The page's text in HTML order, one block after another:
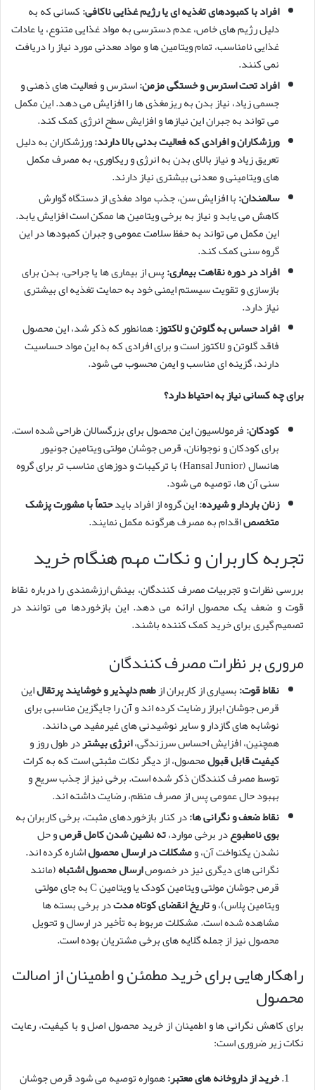
افراد با کمبودهای تغذیه ای یا رژیم غذایی ناکافی:کسانی که به
دلیل رژیم های خاص، عدم دسترسی به مواد غذایی متنوع، یا عادات
غذایی نامناسب، تمام ویتامین ها و مواد معدنی مورد نیاز را دریافت
نمی کنند.
افراد تحت استرس و خستگی مزمن:استرس و فعالیت های ذهنی و
جسمی زیاد، نیاز بدن به ریزمغذی ها را افزایش می دهد. این مکمل
می تواند به جبران این نیازها و افزایش سطح انرژی کمک کند.
ورزشکاران و افرادی که فعالیت بدنی بالا دارند:ورزشکاران به دلیل
تعریق زیاد و نیاز بالای بدن به انرژی و ریکاوری، به مصرف مکمل
های ویتامینی و معدنی بیشتری نیاز دارند.
سالمندان:با افزایش سن، جذب مواد مغذی از دستگاه گوارش
کاهش می یابد و نیاز به برخی ویتامین ها ممکن است افزایش یابد.
این مکمل می تواند به حفظ سلامت عمومی و جبران کمبودها در این
گروه سنی کمک کند.
افراد در دوره نقاهت بیماری:پس از بیماری ها یا جراحی، بدن برای
بازسازی و تقویت سیستم ایمنی خود به حمایت تغذیه ای بیشتری
نیاز دارد.
افراد حساس به گلوتن و لاکتوز:همانطور که ذکر شد، این محصول
فاقد گلوتن و لاکتوز است و برای افرادی که به این مواد حساسیت
دارند، گزینه ای مناسب و ایمن محسوب می شود.
برای چه کسانی نیاز به احتیاط دارد؟
کودکان:فرمولاسیون این محصول برای بزرگسالان طراحی شده است.
برای کودکان و نوجوانان، قرص جوشان مولتی ویتامین جونیور
هانسال (Hansal Junior) با ترکیبات و دوزهای مناسب تر برای گروه
سنی آن ها، توصیه می شود.
زنان باردار و شیرده:این گروه از افراد بایدحتماً با مشورت پزشک
متخصصاقدام به مصرف هرگونه مکمل نمایند.
تجربه کاربران و نکات مهم هنگام خرید
بررسی نظرات و تجربیات مصرف کنندگان، بینش ارزشمندی را درباره نقاط
قوت و ضعف یک محصول ارائه می دهد. این بازخوردها می توانند در
تصمیم گیری برای خرید کمک کننده باشند.
مروری بر نظرات مصرف کنندگان
نقاط قوت:بسیاری از کاربران ازطعم دلپذیر و خوشایند پرتقالاین
قرص جوشان ابراز رضایت کرده اند و آن را جایگزین مناسبی برای
نوشابه های گازدار و سایر نوشیدنی های غیرمفید می دانند.
همچنین، افزایش احساس سرزندگی،انرژی بیشتردر طول روز و
کیفیت قابل قبولمحصول، از دیگر نکات مثبتی است که به کرات
توسط مصرف کنندگان ذکر شده است. برخی نیز از جذب سریع و
بهبود حال عمومی پس از مصرف منظم، رضایت داشته اند.
نقاط ضعف و نگرانی ها:در کنار بازخوردهای مثبت، برخی کاربران به
بوی نامطبوعدر برخی موارد،ته نشین شدن کامل قرصو حل
نشدن یکنواخت آن، ومشکلات در ارسال محصولاشاره کرده اند.
نگرانی های دیگری نیز در خصوصارسال محصول اشتباه(مانند
قرص جوشان مولتی ویتامین کودک یا ویتامین C به جای مولتی
ویتامین پلاس)، وتاریخ انقضای کوتاه مدتدر برخی بسته ها
مشاهده شده است. مشکلات مربوط به تأخیر در ارسال و تحویل
محصول نیز از جمله گلایه های برخی مشتریان بوده است.
راهکارهایی برای خرید مطمئن و اطمینان از اصالت
محصول
برای کاهش نگرانی ها و اطمینان از خرید محصول اصل و با کیفیت، رعایت
نکات زیر ضروری است:
خرید از داروخانه های معتبر:همواره توصیه می شود قرص جوشان